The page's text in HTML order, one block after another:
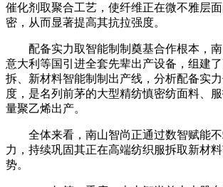
催化剂取聚合工艺，使纤维正在微不雅层
密，从而显著提高其抗拉强度。
配备实力取智能制制奠基合作根本，南
意大利等国引进全套先辈出产设备，组建
拆、新材料智能制制出产线，分析配备实
度，是名列前茅的大型精纺慎密纺面料、
量聚乙烯出产。
全体来看，南山智尚正通过数智赋能不
力，持续巩固其正在高端纺织服拆取新材
势。